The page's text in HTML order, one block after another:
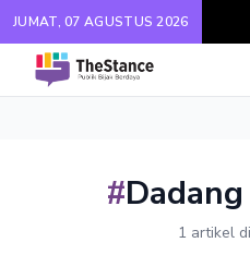
JUMAT, 07 AGUSTUS 2026
#
1 artikel